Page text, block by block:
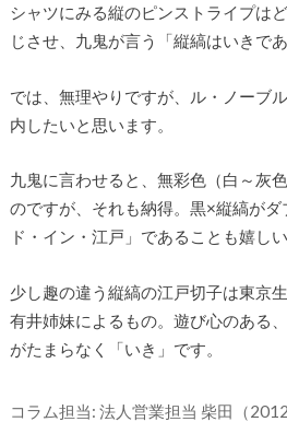
シャツにみる縦のピンストライプは
じさせ、九鬼が言う「縦縞はいきで
では、無理やりですが、ル・ノーブ
内したいと思います。
九鬼に言わせると、無彩色（白～灰
のですが、それも納得。黒×縦縞が
ド・イン・江戸」であることも嬉しい
少し趣の違う縦縞の江戸切子は東京
有井姉妹によるもの。遊び心のある
がたまらなく「いき」です。
コラム担当: 法人営業担当 柴田（